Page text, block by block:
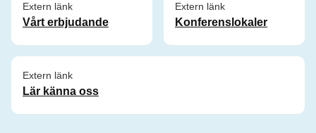
Extern länk
Vårt erbjudande
Extern länk
Konferenslokaler
Extern länk
Lär känna oss